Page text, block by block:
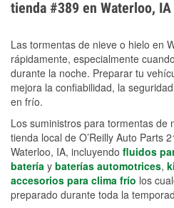
anticongelante en nuestra
tienda #389 en Waterloo, IA
Las tormentas de nieve o hielo en
rápidamente, especialmente
durante la noche. Preparar tu
mejora la confiabilidad, la
en frío.
Los suministros para tormentas de
tienda local de O’Reilly Auto Parts
Waterloo, IA, incluyendo fluidos
batería y baterías automotrices,
accesorios para clima frío los
preparado durante toda la